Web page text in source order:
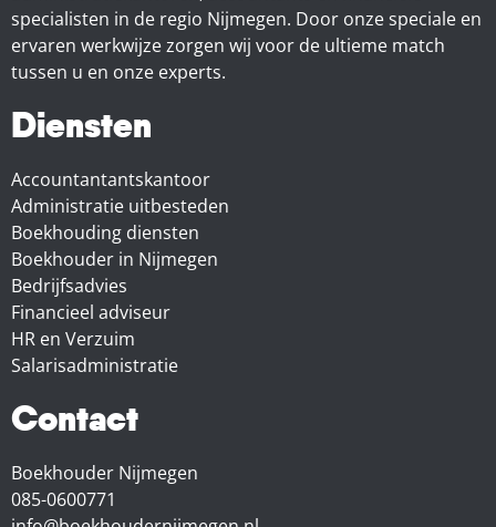
specialisten in de regio Nijmegen. Door onze speciale en
ervaren werkwijze zorgen wij voor de ultieme match
tussen u en onze experts.
Diensten
Accountantantskantoor
Administratie uitbesteden
Boekhouding diensten
Boekhouder in Nijmegen
Bedrijfsadvies
Financieel adviseur
HR en Verzuim
Salarisadministratie
Contact
Boekhouder Nijmegen
085-0600771